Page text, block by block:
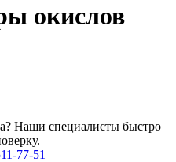
окислов
Наши специалисты быстро
77-51